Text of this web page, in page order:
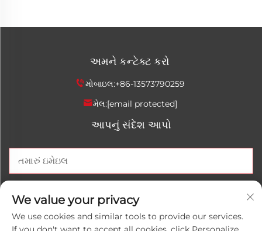
અમને કન્ટેક્ટ કરો
મોબાઇલ:+86-13573790259
મેલ:[email protected]
આપનું સંદેશ આપો
હવે મોકલો
We value your privacy
We use cookies and similar tools to provide our services.